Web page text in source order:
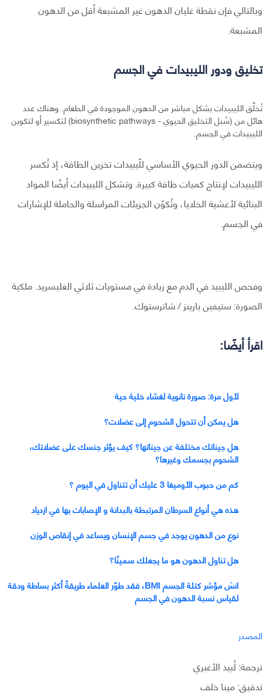
وبالتالي فإن نقطة غليان الدهون غير المشبعة أقل من الدهون
المشبعة.
تخليق ودور الليبيدات في الجسم
تُخلَّق الليبيدات بشكل مباشر من الدهون الموجودة في الطعام. وهناك عدد
هائل من (سُبل التخليق الحيوي - biosynthetic pathways) لتكسير أو لتكوين
الليبيدات في الجسم.
ويتضمن الدور الحيوي الأساسي للّيبيدات تخزين الطاقة، إذ تُكسر
الليبيدات لإنتاج كميات طاقة كبيرة. وتشكل الليبيدات أيضًا المواد
البنائية لأغشية الخلايا، وتُكوّن الجزيئات المراسلة والحاملة للإشارات
في الجسم.
وفحص الليبيد في الدم مع زيادة في مستويات ثلاثي الغليسريد. ملكية
الصورة: ستيفين بارينز / شاترستوك.
اقرأ أيضًا:
لأول مرة: صورة نانوية لغشاء خلية حية
هل يمكن أن تتحول الشحوم إلى عضلات؟
هل جيناتك مختلفة عن جيناتها؟ كيف يؤثر جنسك على عضلاتك،
الشحوم بجسمك وغيرها؟
كم من حبوب الأوميغا 3 عليك أن تتناول في اليوم ؟
هذه هي أنواع السرطان المرتبطة بالبدانة و الإصابات بها في ازدياد
نوع من الدهون يوجد في جسم الإنسان ويساعد في إنقاص الوزن
هل تناول الدهون هو ما يجعلك سمينًا؟
انسَ مؤشر كتلة الجسم BMI، فقد طوّر العلماء طريقةً أكثر بساطة ودقة
لقياس نسبة الدهون في الجسم
المصدر
ترجمة: لُبيد الأغبري
تدقيق: مينا خلف